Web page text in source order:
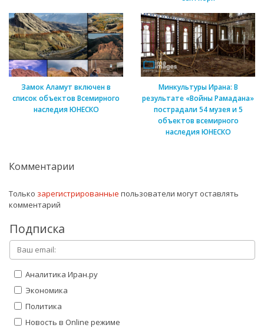
Замок Аламут включен в
список объектов Всемирного
наследия ЮНЕСКО
Минкультуры Ирана: В
результате «Войны Рамадана»
пострадали 54 музея и 5
объектов всемирного
наследия ЮНЕСКО
Комментарии
Только зарегистрированные пользователи могут оставлять
комментарий
Подписка
Аналитика Иран.ру
Экономика
Политика
Новость в Online режиме